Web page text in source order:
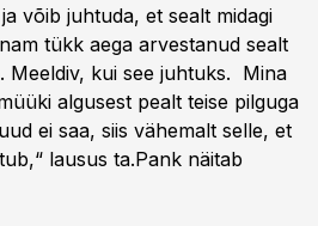
võib juhtuda, et sealt midagi
tükk aega arvestanud sealt
Meeldiv, kui see juhtuks. Mina
algusest pealt teise pilguga
ei saa, siis vähemalt selle, et
lausus ta.Pank näitab